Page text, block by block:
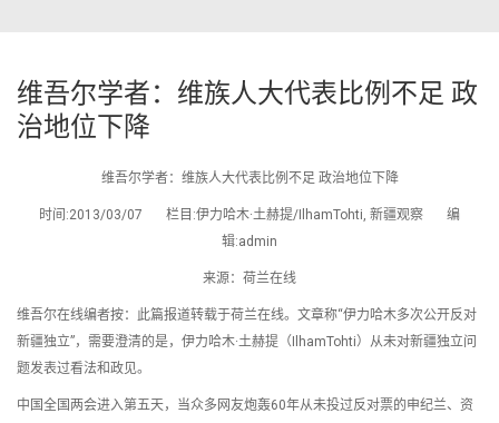
维吾尔学者：维族人大代表比例不足 政
治地位下降
维吾尔学者：维族人大代表比例不足 政治地位下降
时间:2013/03/07 栏目:伊力哈木·土赫提/IlhamTohti, 新疆观察 编
辑:admin
来源：荷兰在线
维吾尔在线编者按：此篇报道转载于荷兰在线。文章称“伊力哈木多次公开反对
新疆独立”，需要澄清的是，伊力哈木·土赫提（IlhamTohti）从未对新疆独立问
题发表过看法和政见。
中国全国两会进入第五天，当众多网友炮轰60年从未投过反对票的申纪兰、资